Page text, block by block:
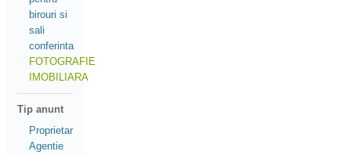
birouri si
sali
conferinta
FOTOGRAFIE
IMOBILIARA
Tip anunt
Proprietar
Agentie